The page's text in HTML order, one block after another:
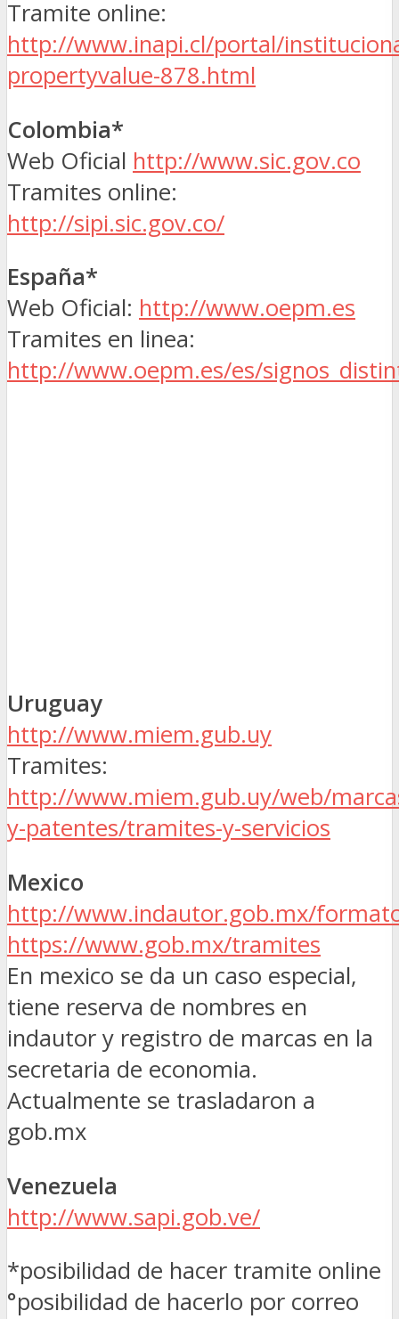
Tramite online:
http://www.inapi.cl/portal/
propertyvalue-878.html
Colombia*
Web Oficial http://www.sic.gov.co
Tramites online:
http://sipi.sic.gov.co/
España*
Web Oficial: http://www.oepm.es
Tramites en linea:
http://www.oepm.es/es/
Uruguay
http://www.miem.gub.uy
Tramites:
http://www.miem.gub.uy/web/
y-patentes/tramites-y-servicios
Mexico
http://www.indautor.gob.mx/
https://www.gob.mx/tramites
En mexico se da un caso especial,
tiene reserva de nombres en
indautor y registro de marcas en la
secretaria de economia.
Actualmente se trasladaron a
gob.mx
Venezuela
http://www.sapi.gob.ve/
*posibilidad de hacer tramite online
°posibilidad de hacerlo por correo